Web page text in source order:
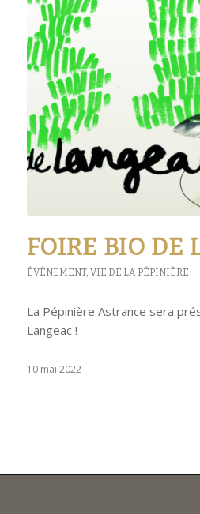
FOIRE BIO DE
ÉVÈNEMENT, VIE DE LA PÉPINIÈRE
La Pépinière Astrance sera
Langeac !
10 mai 2022